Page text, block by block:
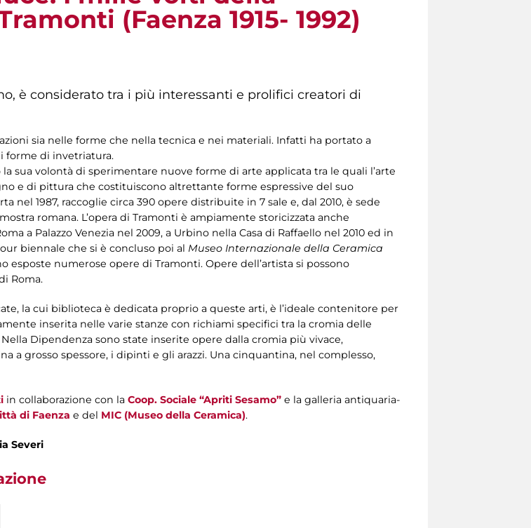
(Faenza 1915- 1992)
è considerato tra i più interessanti e prolifici creatori di
sia nelle forme che nella tecnica e nei materiali. Infatti ha portato a
forme di invetriatura.
sua volontà di sperimentare nuove forme di arte applicata tra le quali l’arte
e di pittura che costituiscono altrettante forme espressive del suo
nel 1987, raccoglie circa 390 opere distribuite in 7 sale e, dal 2010, è sede
romana. L’opera di Tramonti è ampiamente storicizzata anche
a Palazzo Venezia nel 2009, a Urbino nella Casa di Raffaello nel 2010 ed in
biennale che si è concluso poi al Museo Internazionale della Ceramica
esposte numerose opere di Tramonti. Opere dell’artista si possono
Roma.
la cui biblioteca è dedicata proprio a queste arti, è l’ideale contenitore per
inserita nelle varie stanze con richiami specifici tra la cromia delle
Dipendenza sono state inserite opere dalla cromia più vivace,
grosso spessore, i dipinti e gli arazzi. Una cinquantina, nel complesso,
in collaborazione con la Coop. Sociale “Apriti Sesamo” e la galleria antiquaria-
di Faenza e del MIC (Museo della Ceramica).
Severi